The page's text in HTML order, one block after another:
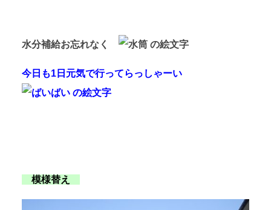
水分補給お忘れなく
今日も1日元気で行ってらっしゃーい
模様替え